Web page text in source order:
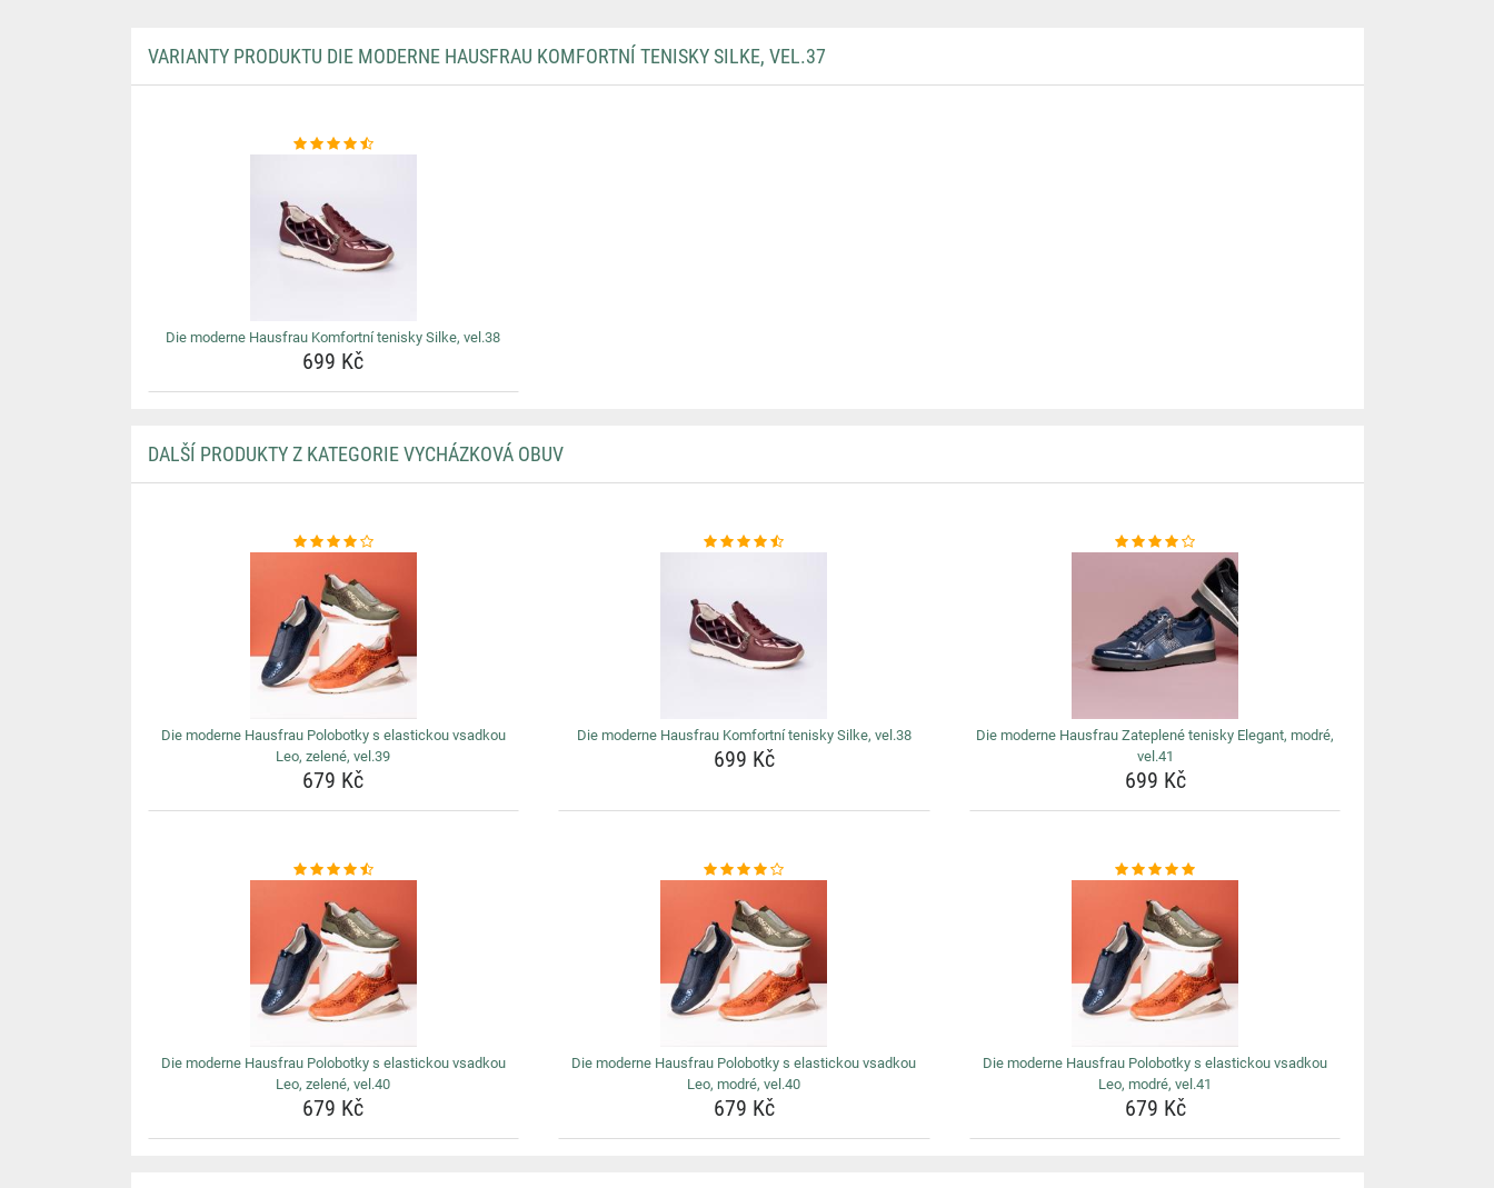
VARIANTY PRODUKTU DIE MODERNE HAUSFRAU KOMFORTNÍ TENISKY SILKE, VEL.37
Die moderne Hausfrau Komfortní tenisky Silke, vel.38
699 Kč
DALŠÍ PRODUKTY Z KATEGORIE VYCHÁZKOVÁ OBUV
Die moderne Hausfrau Polobotky s elastickou vsadkou
Leo, zelené, vel.39
679 Kč
Die moderne Hausfrau Komfortní tenisky Silke, vel.38
699 Kč
Die moderne Hausfrau Zateplené tenisky Elegant, modré,
vel.41
699 Kč
Die moderne Hausfrau Polobotky s elastickou vsadkou
Leo, zelené, vel.40
679 Kč
Die moderne Hausfrau Polobotky s elastickou vsadkou
Leo, modré, vel.40
679 Kč
Die moderne Hausfrau Polobotky s elastickou vsadkou
Leo, modré, vel.41
679 Kč